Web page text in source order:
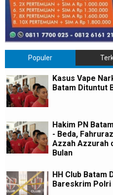
Populer
Kasus Vape
Batam Dituntut
Hakim PN
- Beda,
Azzah Azzurah
Bulan
HH Club
Bareskrim Polri